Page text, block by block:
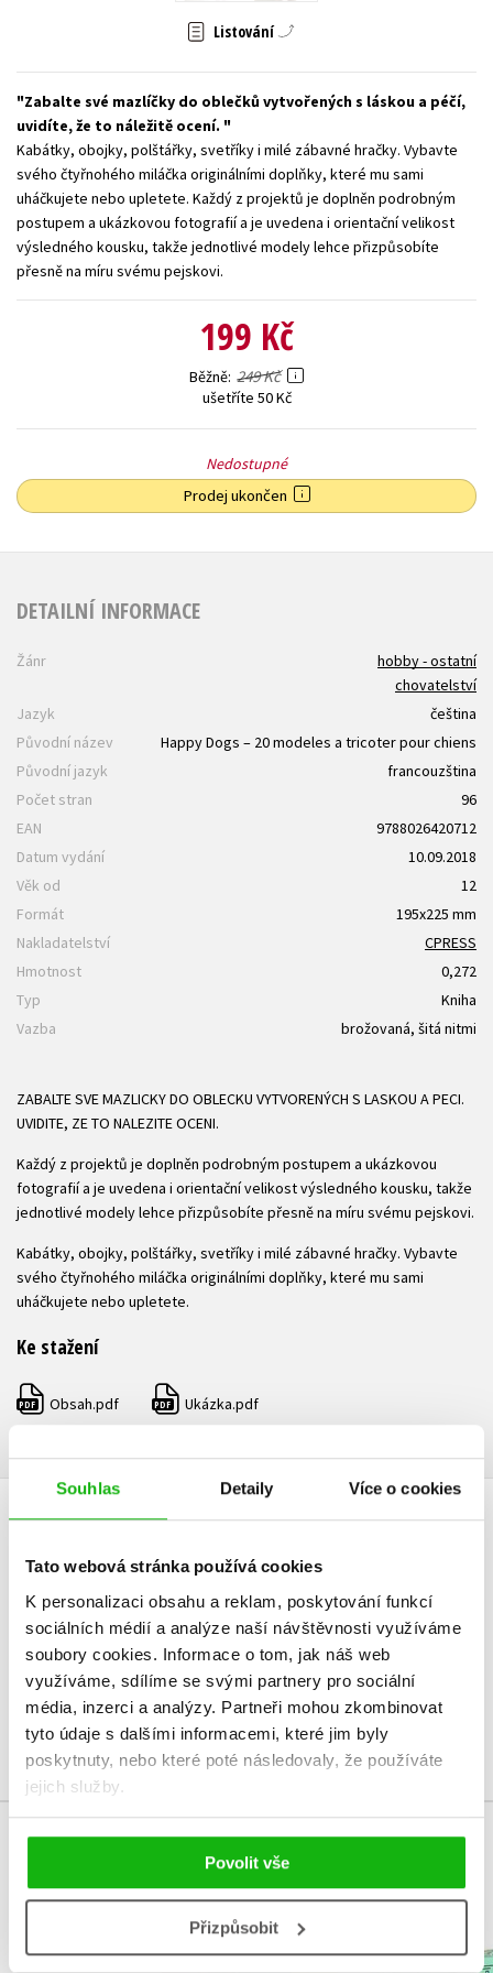
Souhlas Detaily Více o cookies
Tato webová stránka používá cookies
K personalizaci obsahu a reklam, poskytování funkcí
sociálních médií a analýze naší návštěvnosti využíváme
soubory cookies. Informace o tom, jak náš web
využíváme, sdílíme se svými partnery pro sociální
média, inzerci a analýzy. Partneři mohou zkombinovat
tyto údaje s dalšími informacemi, které jim byly
poskytnuty, nebo které poté následovaly, že používáte
jejich služby.
Povolit vše
Přizpůsobit
Zahraniční literatura
Listování
Zabalte své mazlíčky do oblečků vytvořených s láskou a péčí,
uvidíte, že to náležitě ocení.
Kabátky, obojky, polštářky, svetříky i milé zábavné hračky. Vybavte
svého čtyřnohého miláčka originálními doplňky, které mu sami
uháčkujete nebo upletete. Každý z projektů je doplněn podrobným
postupem a ukázkovou fotografií a je uvedena i orientační velikost
výsledného kousku, takže jednotlivé modely lehce přizpůsobíte
přesně na míru svému pejskovi.
199 Kč
Běžně 249 Kč
ušetříte 50 Kč
Nedostupné
Prodej ukončen
DETAILNÍ INFORMACE
Žánr
hobby - ostatní
chovatelství
Jazyk
čeština
Původní název
Happy Dogs – 20 modeles a tricoter pour chiens
Původní jazyk
francouzština
Počet stran
96
EAN
9788026420712
Datum vydání
10.09.2018
Věk od
12
Formát
195x225 mm
Nakladatelství
CPRESS
Hmotnost
0,272
Typ
Kniha
Vazba
brožovaná, šitá nitmi
ZABALTE SVE MAZLICKY DO OBLECKU VYTVORENÝCH S LASKOU A PECI.
UVIDITE, ZE TO NALEZITE OCENI.
Každý z projektů je doplněn podrobným postupem a ukázkovou
fotografií a je uvedena i orientační velikost výsledného kousku, takže
jednotlivé modely lehce přizpůsobíte přesně na míru svému pejskovi.
Kabátky, obojky, polštářky, svetříky i milé zábavné hračky. Vybavte
svého čtyřnohého miláčka originálními doplňky, které mu sami
uháčkujete nebo upletete.
Ke stažení
PDF Obsah.pdf PDF Ukázka.pdf
Vaše hodnocení
Uživatelskou recenzi mohou vkládat pouze registrovaní uživatelé
Přihlásit
MOHLO BY VÁS TAKÉ ZAJÍMAT
Gábinin kouzelný